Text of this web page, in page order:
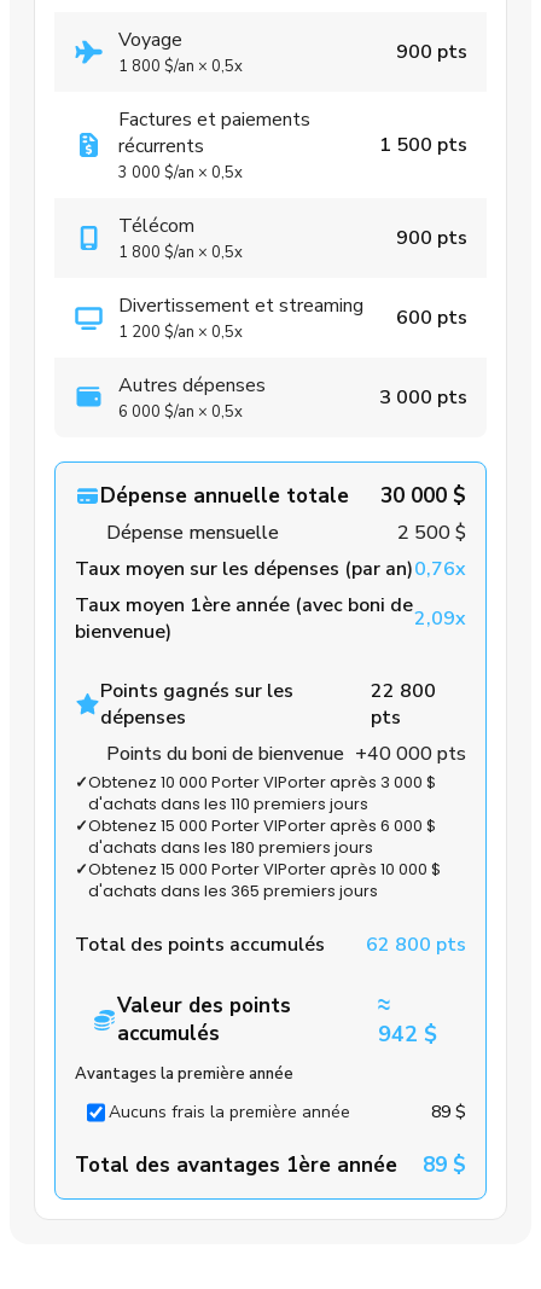
Voyage
1 800 $/an × 0,5x
900 pts
Factures et paiements
récurrents
3 000 $/an × 0,5x
1 500 pts
Télécom
1 800 $/an × 0,5x
900 pts
Divertissement et streaming
1 200 $/an × 0,5x
600 pts
Autres dépenses
6 000 $/an × 0,5x
3 000 pts
Dépense annuelle totale 30 000 $
Dépense mensuelle
2 500 $
Taux moyen sur les dépenses (par an)0,76x
Taux moyen 1ère année (avec boni de
bienvenue)
2,09x
Points gagnés sur les
dépenses
22 800
pts
Points du boni de bienvenue +40 000 pts
✓Obtenez 10 000 Porter VIPorter après 3 000 $
d'achats dans les 110 premiers jours
✓Obtenez 15 000 Porter VIPorter après 6 000 $
d'achats dans les 180 premiers jours
✓Obtenez 15 000 Porter VIPorter après 10 000 $
d'achats dans les 365 premiers jours
Total des points accumulés 62 800 pts
Valeur des points
accumulés
≈
942 $
Avantages la première année
Aucuns frais la première année 89 $
Total des avantages 1ère année 89 $